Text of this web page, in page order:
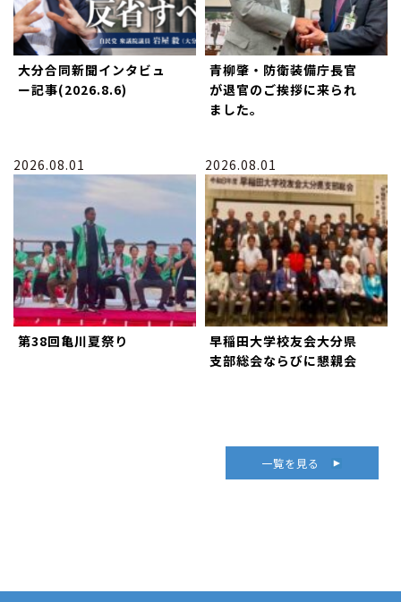
大分合同新聞インタビュ
ー記事(2026.8.6)
青柳肇・防衛装備庁長官
が退官のご挨拶に来られ
ました。
2026.08.01
第38回亀川夏祭り
2026.08.01
早稲田大学校友会大分県
支部総会ならびに懇親会
一覧を見る